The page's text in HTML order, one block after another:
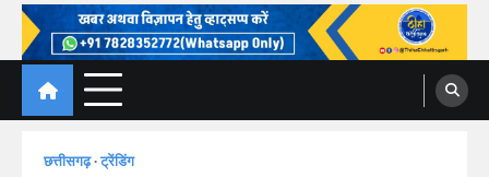
Thiha Chhattisgarh
गोठ जन-जन के
छत्तीसगढ़ ट्रेंडिंग